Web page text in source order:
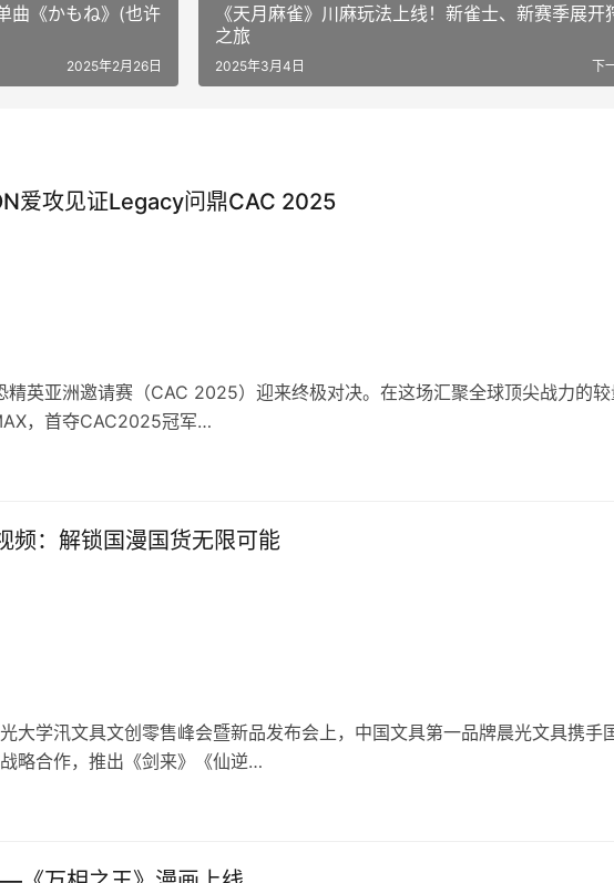
曲《かもね》(也许
2025年2月26日
《天月麻雀》川麻玩法上线！新雀士、新赛季展开
之旅
下
2025年3月4日
爱攻见证Legacy问鼎CAC 2025
精英亚洲邀请赛（CAC 2025）迎来终极对决。在这场汇聚全球顶尖战力的
，首夺CAC2025冠军…
频：解锁国漫国货无限可能
大学汛文具文创零售峰会暨新品发布会上，中国文具第一品牌晨光文具携手
略合作，推出《剑来》《仙逆…